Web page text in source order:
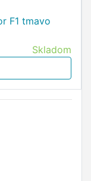
F1 tmavo
Skladom